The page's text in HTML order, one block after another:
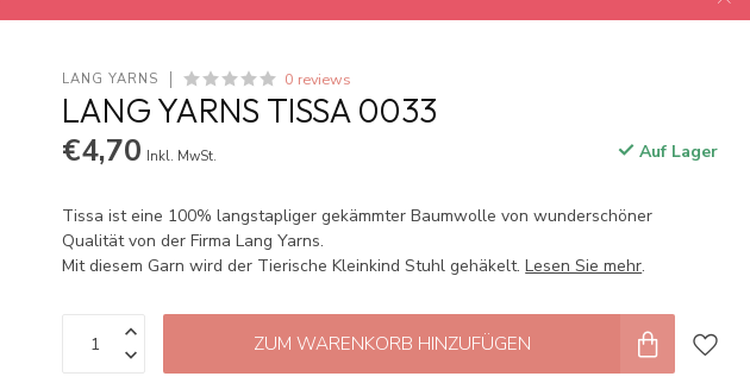
LANG YARNS 0 reviews
LANG YARNS TISSA 0033
€4,70 Inkl. MwSt. Auf Lager
Tissa ist eine 100% langstapliger gekämmter Baumwolle von wunderschöner
Qualität von der Firma Lang Yarns.
Mit diesem Garn wird der Tierische Kleinkind Stuhl gehäkelt.Lesen Sie mehr.
ZUM WARENKORB HINZUFÜGEN